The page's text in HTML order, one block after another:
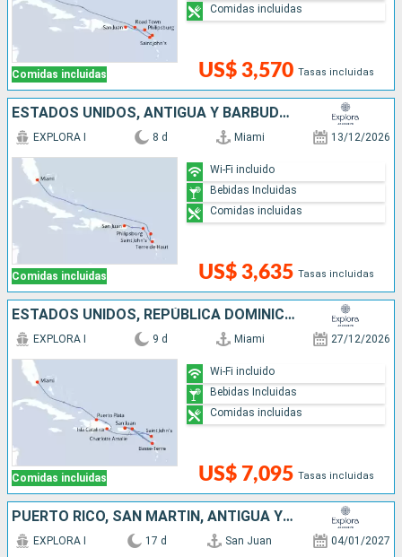
Comidas incluidas US$ 3,570 Tasas incluidas
Comidas incluidas
ESTADOS UNIDOS, ANTIGUA Y BARBUDA, SAN MARTÍN, PUERTO RICO
Comidas incluidas
EXPLORA I 8 d Miami 13/12/2026
US$ 3,635 Tasas incluidas
Wi-Fi incluido
Bebidas Incluidas
Comidas incluidas
ESTADOS UNIDOS, REPÚBLICA DOMINICANA, ANTIGUA Y BARBUDA, PUERTO RICO
Comidas incluidas
EXPLORA I 9 d Miami 27/12/2026
US$ 7,095 Tasas incluidas
Wi-Fi incluido
Bebidas Incluidas
Comidas incluidas
PUERTO RICO, SAN MARTÍN, ANTIGUA Y BARBUDA, REINO UNIDO, ESTADOS UNIDOS, REPÚBLICA DOMINICANA
EXPLORA I 17 d San Juan 04/01/2027